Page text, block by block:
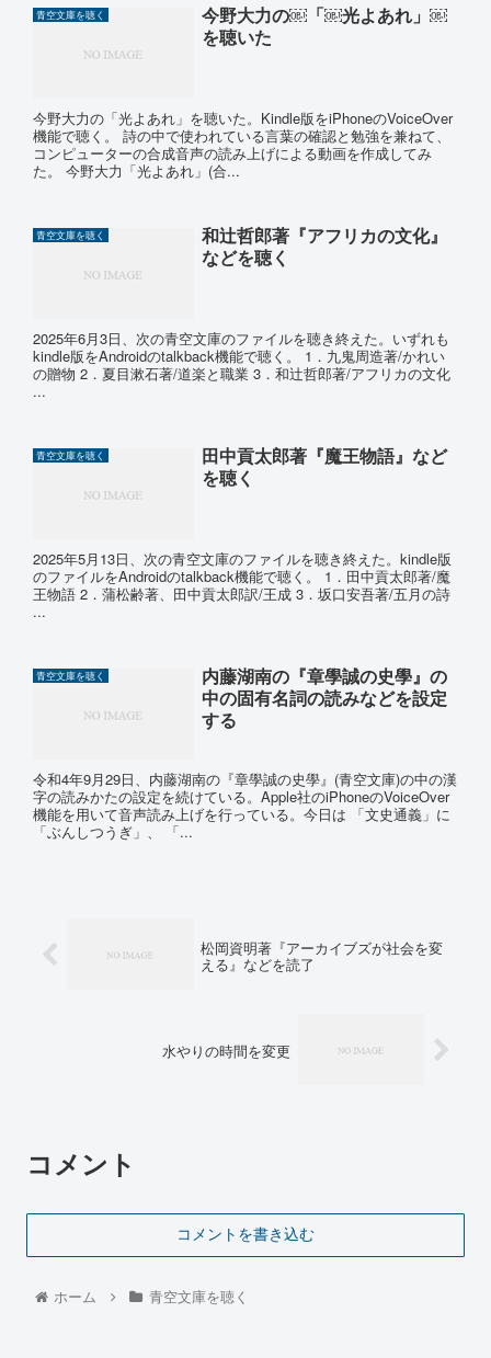
青空文庫を聴く
今野大力の￼「￼光よあれ」￼
を聴いた
今野大力の「光よあれ」を聴いた。Kindle版をiPhoneのVoiceOver
機能で聴く。 詩の中で使われている言葉の確認と勉強を兼ねて、
コンピューターの合成音声の読み上げによる動画を作成してみ
た。 今野大力「光よあれ」(合...
青空文庫を聴く
和辻哲郎著『アフリカの文化』
などを聴く
2025年6月3日、次の青空文庫のファイルを聴き終えた。いずれも
kindle版をAndroidのtalkback機能で聴く。 1．九鬼周造著/かれい
の贈物 2．夏目漱石著/道楽と職業 3．和辻哲郎著/アフリカの文化
...
青空文庫を聴く
田中貢太郎著『魔王物語』など
を聴く
2025年5月13日、次の青空文庫のファイルを聴き終えた。kindle版
のファイルをAndroidのtalkback機能で聴く。 1．田中貢太郎著/魔
王物語 2．蒲松齢著、田中貢太郎訳/王成 3．坂口安吾著/五月の詩
...
青空文庫を聴く
内藤湖南の『章學誠の史學』の
中の固有名詞の読みなどを設定
する
令和4年9月29日、内藤湖南の『章學誠の史學』(青空文庫)の中の漢
字の読みかたの設定を続けている。Apple社のiPhoneのVoiceOver
機能を用いて音声読み上げを行っている。今日は 「文史通義」に
「ぶんしつうぎ」、 「...
松岡資明著『アーカイブズが社会を変
える』などを読了
水やりの時間を変更
コメント
コメントを書き込む
ホーム 青空文庫を聴く